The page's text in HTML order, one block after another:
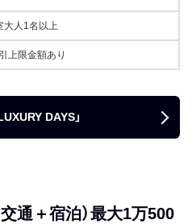
大人1名以上
上限金額あり
DAYS」
通＋宿泊）最大1万500